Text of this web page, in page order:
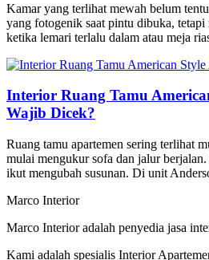
Kamar yang terlihat mewah belum
yang fotogenik saat pintu dibuka,
ketika lemari terlalu dalam atau meja
Interior Ruang Tamu
Wajib Dicek?
Ruang tamu apartemen sering terlihat
mulai mengukur sofa dan jalur
ikut mengubah susunan. Di unit
Marco Interior
Marco Interior adalah penyedia jasa
Kami adalah spesialis Interior